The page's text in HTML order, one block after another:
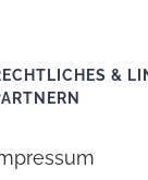
&